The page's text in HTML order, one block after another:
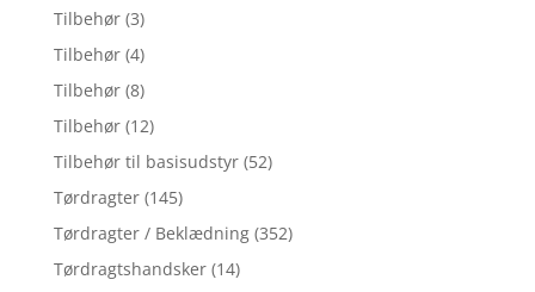
Tilbehør (3)
Tilbehør (4)
Tilbehør (8)
Tilbehør (12)
Tilbehør til basisudstyr (52)
Tørdragter (145)
Tørdragter / Beklædning (352)
Tørdragtshandsker (14)